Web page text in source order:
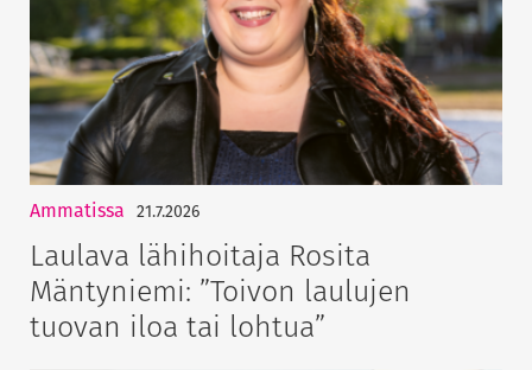
Ammatissa 21.7.2026
Laulava lähihoitaja Rosita
Mäntyniemi: ”Toivon laulujen
tuovan iloa tai lohtua”